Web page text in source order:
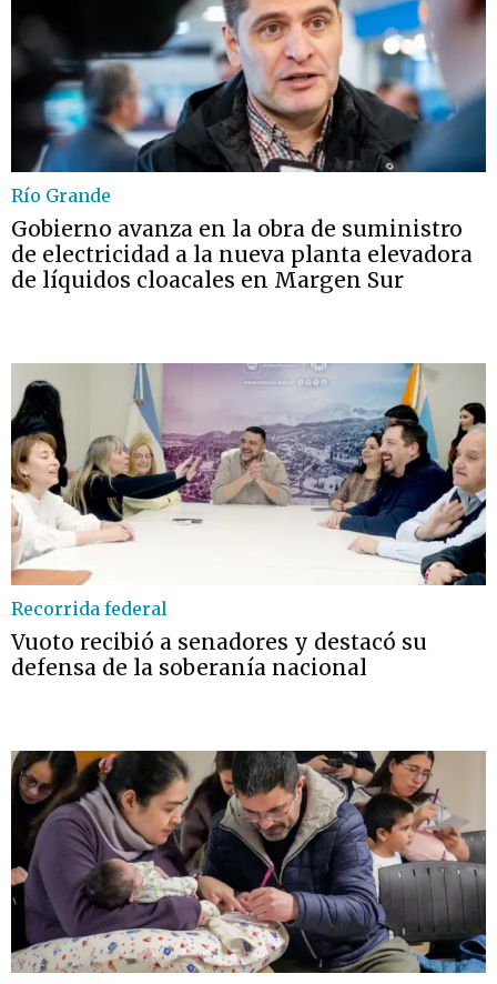
Río Grande
Gobierno avanza en la obra de suministro
de electricidad a la nueva planta elevadora
de líquidos cloacales en Margen Sur
Recorrida federal
Vuoto recibió a senadores y destacó su
defensa de la soberanía nacional